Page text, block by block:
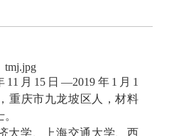
11月15日—2019年1月1
重庆市九龙坡区人，材料
大学、上海交通大学、西